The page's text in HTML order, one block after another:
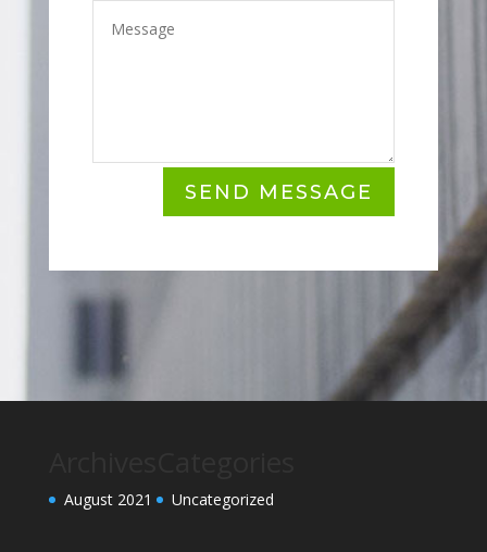
SEND MESSAGE
August 2021 Uncategorized